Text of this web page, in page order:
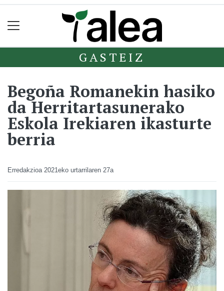
GASTEIZ
Begoña Romanekin hasiko
da Herritartasunerako
Eskola Irekiaren ikasturte
berria
Erredakzioa 2021eko urtarrilaren 27a